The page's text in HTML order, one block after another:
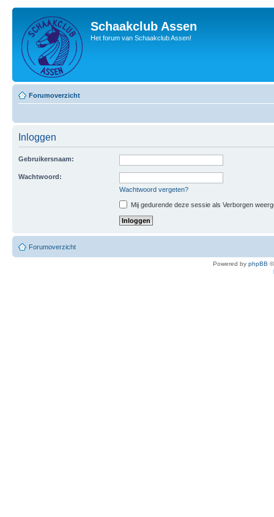
Schaakclub Assen
Het forum van Schaakclub Assen!
Forumoverzicht
Inloggen
Gebruikersnaam:
Wachtwoord:
Wachtwoord vergeten?
Mij gedurende deze sessie als Verborgen
Forumoverzicht
Powered by phpBB